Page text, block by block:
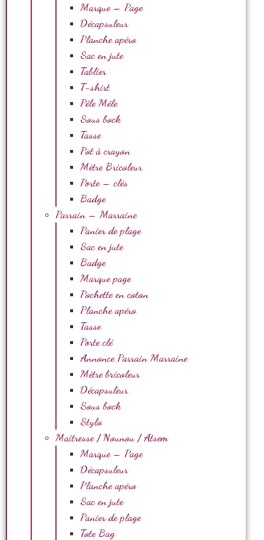
Marque – Page
Décapsuleur
Planche apéro
Sac en jute
Tablier
T-shirt
Pêle Mêle
Sous bock
Tasse
Pot à crayon
Mètre Bricoleur
Porte – clés
Badge
Parrain – Marraine
Panier de plage
Sac en jute
Badge
Marque page
Pochette en coton
Planche apéro
Tasse
Porte clé
Annonce Parrain Marraine
Mètre bricoleur
Décapsuleur
Sous bock
Stylo
Maîtresse / Nounou / Atsem
Marque – Page
Décapsuleur
Planche apéro
Sac en jute
Panier de plage
Tote Bag